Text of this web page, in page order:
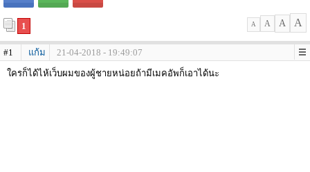
1 A A A A
#1 แก้ม
21-04-2018 - 19:49:07
ใครก็ได้ไห้เว็บผมของผู้ชายหน่อยถ้ามีเมคอัพก็เอาได้นะ